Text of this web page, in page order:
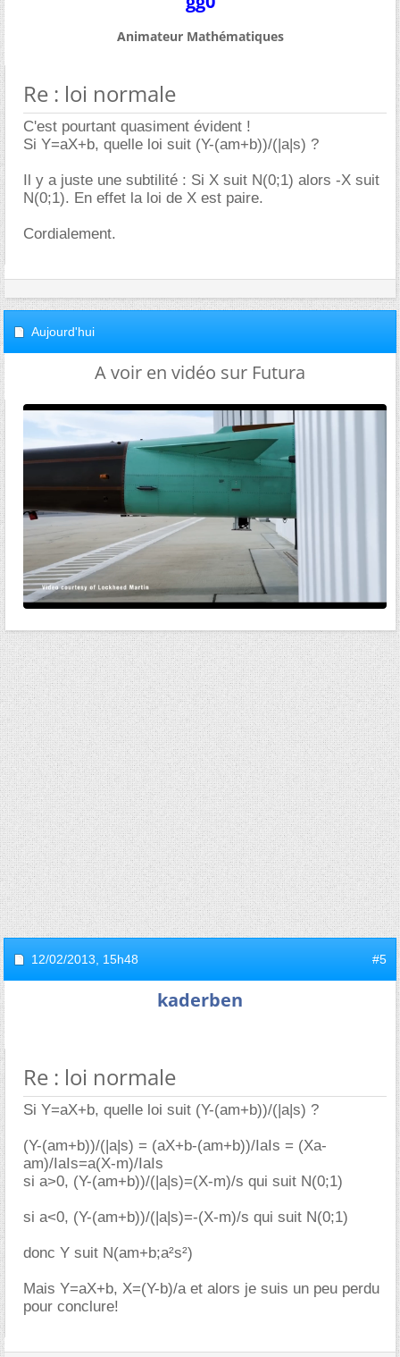
Animateur Mathématiques
Re : loi normale
C'est pourtant quasiment évident !
Si Y=aX+b, quelle loi suit (Y-(am+b))/(|a|s) ?
Il y a juste une subtilité : Si X suit N(0;1) alors -X suit
N(0;1). En effet la loi de X est paire.
Cordialement.
Aujourd'hui
A voir en vidéo sur Futura
12/02/2013, 15h48 #5
kaderben
Re : loi normale
Si Y=aX+b, quelle loi suit (Y-(am+b))/(|a|s) ?
(Y-(am+b))/(|a|s) = (aX+b-(am+b))/IaIs = (Xa-
am)/IaIs=a(X-m)/IaIs
si a>0, (Y-(am+b))/(|a|s)=(X-m)/s qui suit N(0;1)
si a<0, (Y-(am+b))/(|a|s)=-(X-m)/s qui suit N(0;1)
donc Y suit N(am+b;a²s²)
Mais Y=aX+b, X=(Y-b)/a et alors je suis un peu perdu
pour conclure!